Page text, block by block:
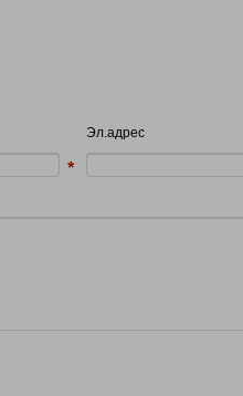
Эл.адрес